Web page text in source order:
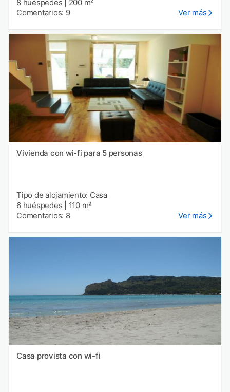
8 huéspedes
200 m²
Comentarios: 9
Ver más
Vivienda con wi-fi para 5 personas
Tipo de alojamiento: Casa
6 huéspedes
110 m²
Comentarios: 8
Ver más
Casa provista con wi-fi